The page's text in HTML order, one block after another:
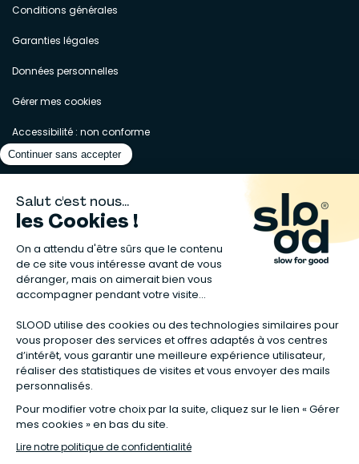
Conditions générales
Garanties légales
Données personnelles
Gérer mes cookies
Accessibilité : non conforme
Matelas naturels⋅Graines bio⋅ Lits bébés en bois⋅Déodorant bio⋅Sapin
en bois⋅Complement alimentaire naturel
Calendrier de l’Avent gourmand⋅Couche bio⋅Anti-nuisible⋅Poeles
Ventilateurs de plafond
dans la fiche produit. Tous les codes promos applicables sur Slood sont